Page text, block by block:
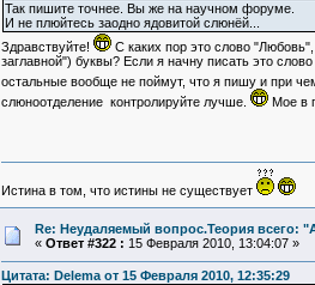
Так пишите точнее. Вы же на научном форуме.
И не плюйтесь заодно ядовитой слюнёй...
Здравствуйте!
С каких пор это слово
заглавной") буквы? Если я начну писать это
остальные вообще не поймут, что я пишу и при
слюноотделение контролируйте лучше.
Мое в
Истина в том, что истины не существует
Re: Неудаляемый вопрос.Теория всего:
« Ответ #322 : 15 Февраля 2010, 13:04:07 »
Цитата: Delema от 15 Февраля 2010, 12:35:29